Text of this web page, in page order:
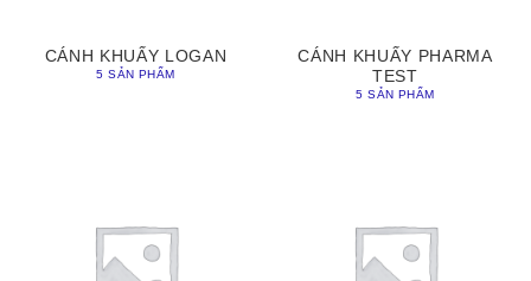
CÁNH KHUẤY LOGAN
5 SẢN PHẨM
CÁNH KHUẤY PHARMA
TEST
5 SẢN PHẨM